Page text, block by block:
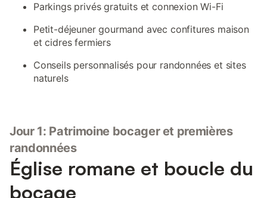
Parkings privés gratuits et connexion Wi-Fi
Petit-déjeuner gourmand avec confitures maison
et cidres fermiers
Conseils personnalisés pour randonnées et sites
naturels
Jour 1: Patrimoine bocager et premières
randonnées
Église romane et boucle du
bocage